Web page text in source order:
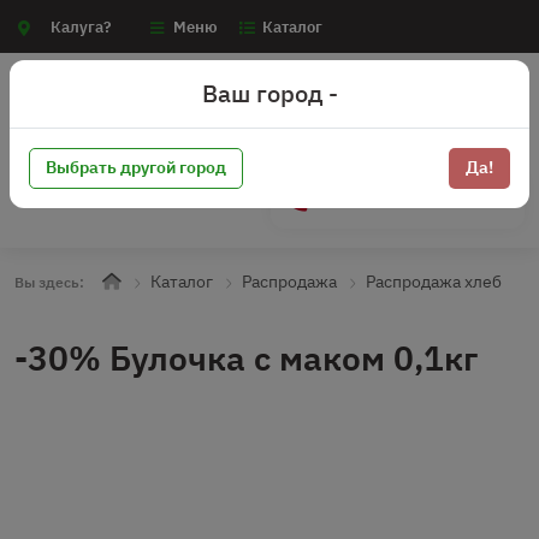
Калуга? Меню Каталог
Вы здесь: Каталог Распродажа Распродажа хлеб
-30% Булочка с маком 0,1кг
Ваш город -
Выбрать другой город Да!